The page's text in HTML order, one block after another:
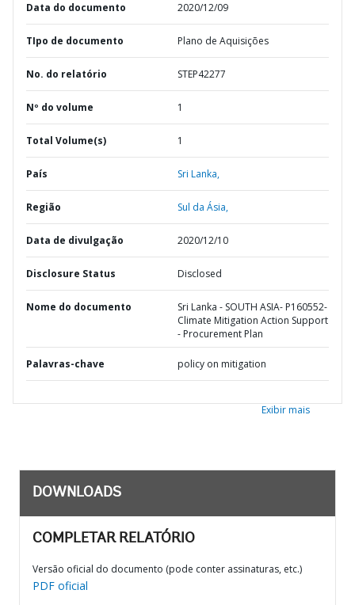
Data do documento 2020/12/09
TIpo de documento Plano de Aquisições
No. do relatório STEP42277
Nº do volume 1
Total Volume(s) 1
País Sri Lanka,
Região Sul da Ásia,
Data de divulgação 2020/12/10
Disclosure Status Disclosed
Nome do documento
Sri Lanka - SOUTH ASIA- P160552-
Climate Mitigation Action Support
- Procurement Plan
Palavras-chave policy on mitigation
Exibir mais
DOWNLOADS
COMPLETAR RELATÓRIO
Versão oficial do documento (pode conter assinaturas, etc.)
PDF oficial